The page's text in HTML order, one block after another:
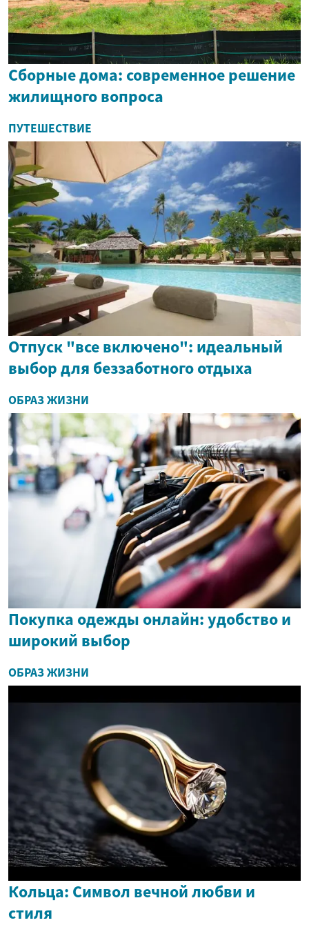
Сборные дома: современное решение
жилищного вопроса
ПУТЕШЕСТВИЕ
Отпуск "все включено": идеальный
выбор для беззаботного отдыха
ОБРАЗ ЖИЗНИ
Покупка одежды онлайн: удобство и
широкий выбор
ОБРАЗ ЖИЗНИ
Кольца: Символ вечной любви и
стиля